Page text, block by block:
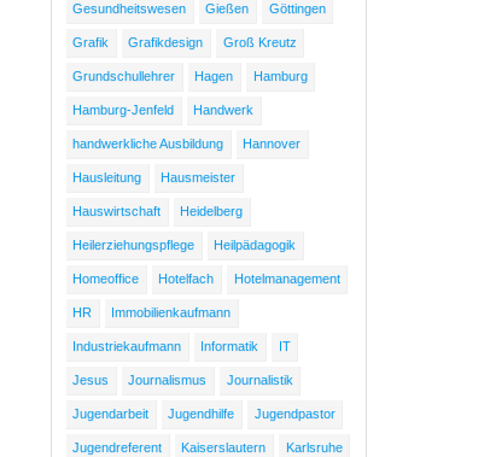
Gesundheitswesen Gießen Göttingen
Grafik Grafikdesign Groß Kreutz
Grundschullehrer Hagen Hamburg
Hamburg-Jenfeld Handwerk
handwerkliche Ausbildung Hannover
Hausleitung Hausmeister
Hauswirtschaft Heidelberg
Heilerziehungspflege Heilpädagogik
Homeoffice Hotelfach Hotelmanagement
HR Immobilienkaufmann
Industriekaufmann Informatik IT
Jesus Journalismus Journalistik
Jugendarbeit Jugendhilfe Jugendpastor
Jugendreferent Kaiserslautern Karlsruhe